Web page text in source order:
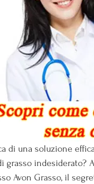
di una soluzione
grasso indesiderato?
Avon Grasso, il